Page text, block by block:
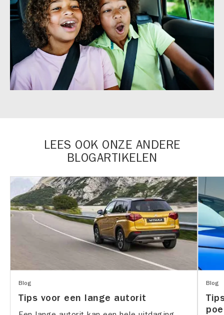
LEES OOK ONZE ANDERE
BLOGARTIKELEN
Blog
Tips voor een lange autorit
Blog